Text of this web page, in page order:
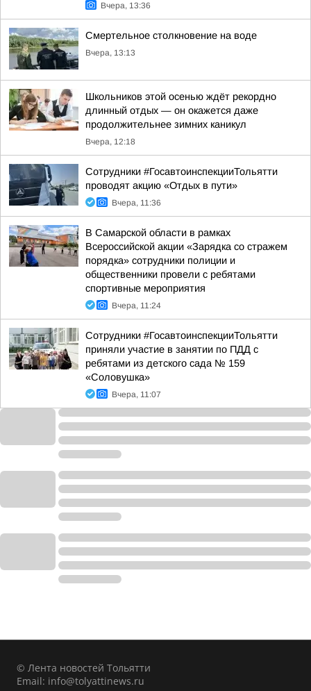
Вчера, 13:36
Смертельное столкновение на воде
Вчера, 13:13
Школьников этой осенью ждёт рекордно
длинный отдых — он окажется даже
продолжительнее зимних каникул
Вчера, 12:18
Сотрудники #ГосавтоинспекцииТольятти
проводят акцию «Отдых в пути»
Вчера, 11:36
В Самарской области в рамках
Всероссийской акции «Зарядка со стражем
порядка» сотрудники полиции и
общественники провели с ребятами
спортивные мероприятия
Вчера, 11:24
Сотрудники #ГосавтоинспекцииТольятти
приняли участие в занятии по ПДД с
ребятами из детского сада № 159
«Соловушка»
Вчера, 11:07
© Лента новостей Тольятти
Email: info@tolyattinews.ru